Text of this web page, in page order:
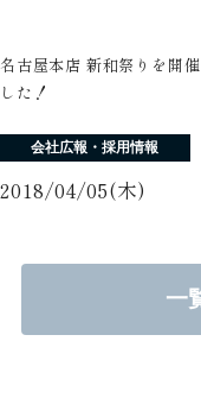
名古屋本店 新和祭りを開催
した！
会社広報・採用情報
2018/04/05(木)
一